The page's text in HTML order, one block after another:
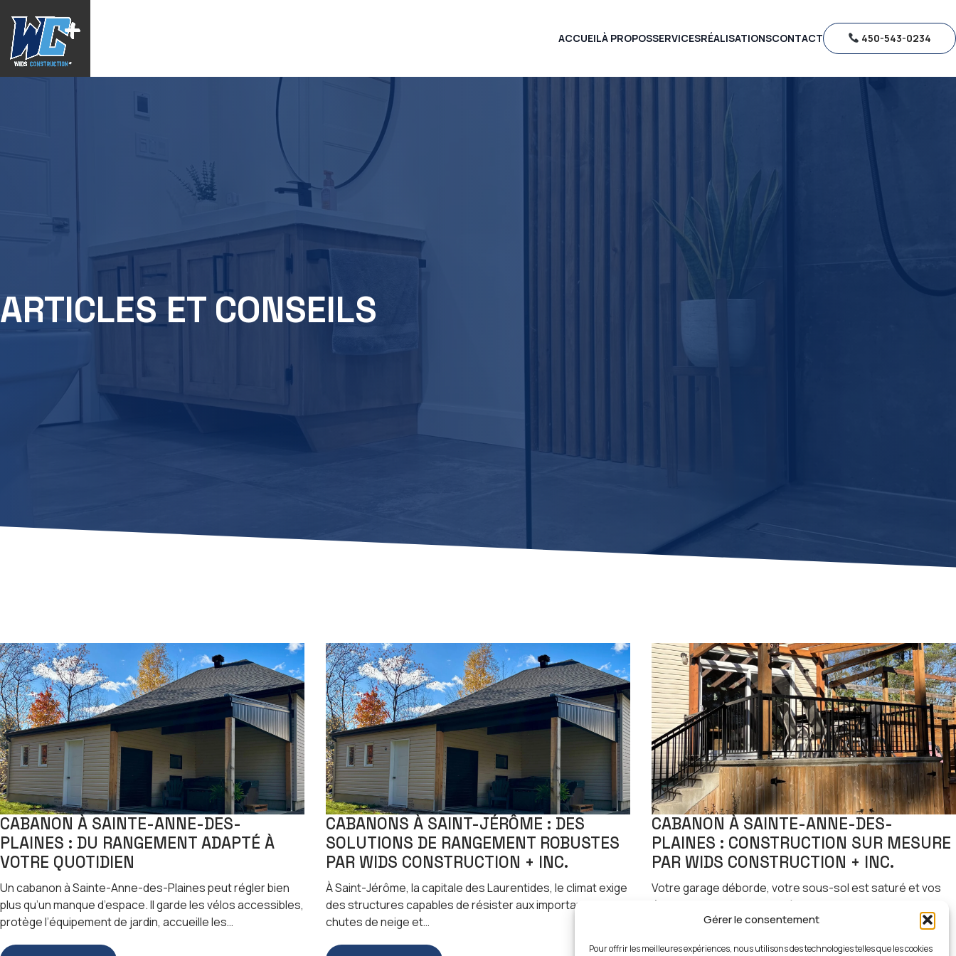
Gérer le consentement
Pour offrir les meilleures expériences, nous utilisons des technologies telles que les cookies
ACCUEILÀ PROPOSSERVICESRÉALISATIONSCONTACT 450-543-0234
ARTICLES ET CONSEILS
CABANON À SAINTE-ANNE-DES-
PLAINES : DU RANGEMENT ADAPTÉ À
VOTRE QUOTIDIEN
Un cabanon à Sainte-Anne-des-Plaines peut régler bien
plus qu’un manque d’espace. Il garde les vélos accessibles,
protège l’équipement de jardin, accueille les…
CABANONS À SAINT-JÉRÔME : DES
SOLUTIONS DE RANGEMENT ROBUSTES
PAR WIDS CONSTRUCTION + INC.
À Saint-Jérôme, la capitale des Laurentides, le climat exige
des structures capables de résister aux importantes
chutes de neige et…
CABANON À SAINTE-ANNE-DES-
PLAINES : CONSTRUCTION SUR MESURE
PAR WIDS CONSTRUCTION + INC.
Votre garage déborde, votre sous-sol est saturé et vos
équipements de saison traînent partout ? La solution la
plus durable,…